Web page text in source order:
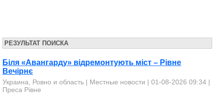
РЕЗУЛЬТАТ ПОИСКА
Біля «Авангарду» відремонтують міст – Рівне
Вечірнє
Украина, Ровно и область | Местные новости | 01-08-2026 09:34 |
Преса Рівне